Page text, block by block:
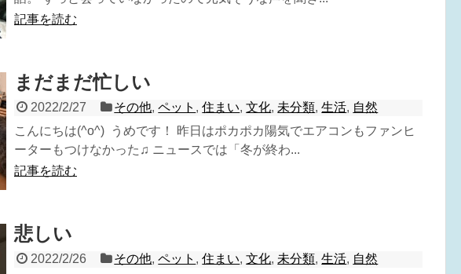
記事を読む
まだまだ忙しい
2022/2/27 その他,ペット ,住まい,文化, 未分類,生活, 自然
こんにちは(^o^) うめです！ 昨日はポカポカ陽気でエアコンもファンヒ
ーターもつけなかった♫ ニュースでは「冬が終わ...
記事を読む
悲しい
2022/2/26 その他,ペット ,住まい,文化, 未分類,生活, 自然